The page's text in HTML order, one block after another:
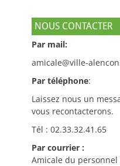
NOUS CONTACTER
Par mail:
amicale@ville-
Par téléphone:
Laissez nous un
vous recontacterons.
Tél : 02.33.32.41.65
Par courrier :
Amicale du personnel